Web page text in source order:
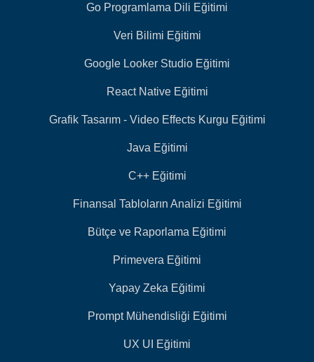
Go Programlama Dili Eğitimi
Veri Bilimi Eğitimi
Google Looker Studio Eğitimi
React Native Eğitimi
Grafik Tasarım - Video Effects Kurgu Eğitimi
Java Eğitimi
C++ Eğitimi
Finansal Tabloların Analizi Eğitimi
Bütçe ve Raporlama Eğitimi
Primevera Eğitimi
Yapay Zeka Eğitimi
Prompt Mühendisliği Eğitimi
UX UI Eğitimi